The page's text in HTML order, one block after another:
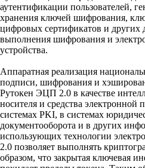
аутентификации пользователей,
хранения ключей шифрования,
цифровых сертификатов и других
выполнения шифрования и
устройства.
Аппаратная реализация
подписи, шифрования и
Рутокен ЭЦП 2.0 в качестве
носителя и средства электронной
системах PKI, в системах
документооборота и в других
использующих технологии
2.0 позволяет выполнять
образом, что закрытая ключевая